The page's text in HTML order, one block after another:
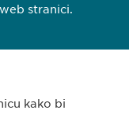
stranici.
kako bi